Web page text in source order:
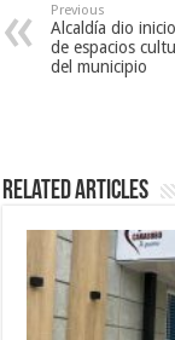
Previous
Alcaldía dio
de espacios
del municipio
Related Articles